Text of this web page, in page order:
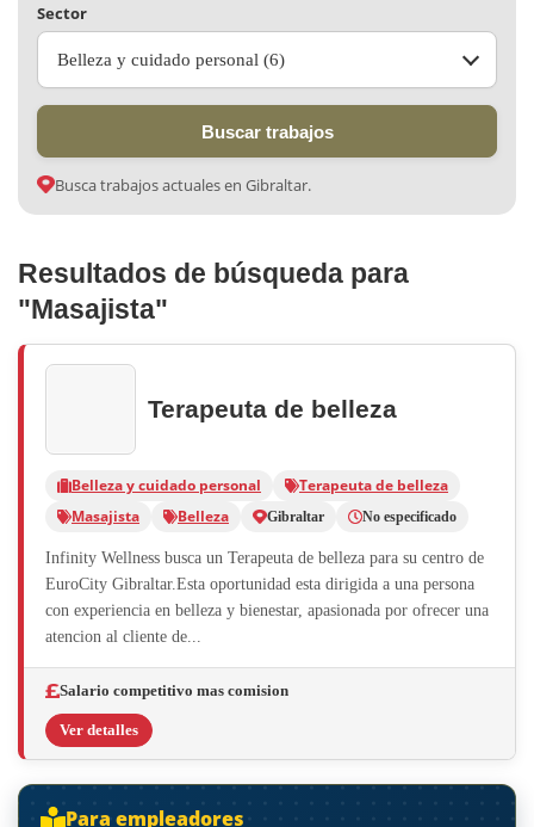
Sector
Belleza y cuidado personal (6)
Buscar trabajos
Busca trabajos actuales en Gibraltar.
Resultados de búsqueda para
"Masajista"
Terapeuta de belleza
Belleza y cuidado personal
Terapeuta de belleza
Masajista
Belleza Gibraltar No especificado
Infinity Wellness busca un Terapeuta de belleza para su centro de
EuroCity Gibraltar.Esta oportunidad esta dirigida a una persona
con experiencia en belleza y bienestar, apasionada por ofrecer una
atencion al cliente de...
Salario competitivo mas comision
Ver detalles
Para empleadores